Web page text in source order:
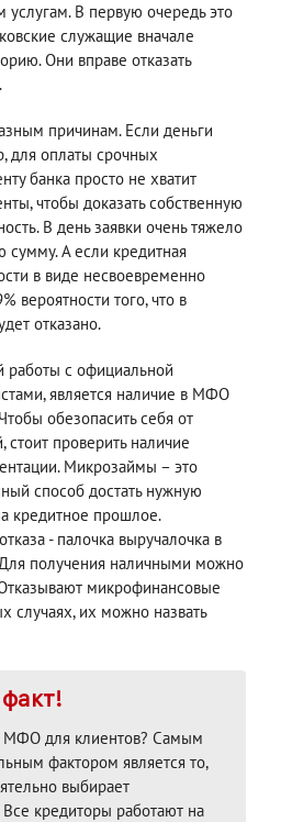
В первую очередь это
служащие вначале
Они вправе отказать
причинам. Если деньги
для оплаты срочных
банка просто не хватит
чтобы доказать собственную
В день заявки очень тяжело
сумму. А если кредитная
в виде несвоевременно
вероятности того, что в
отказано.
работы с официальной
является наличие в МФО
обезопасить себя от
стоит проверить наличие
Микрозаймы – это
способ достать нужную
кредитное прошлое.
- палочка выручалочка в
Для получения наличными можно
микрофинансовые
случаях, их можно назвать
МФО для клиентов? Самым
фактором является то,
выбирает
Все кредиторы работают на